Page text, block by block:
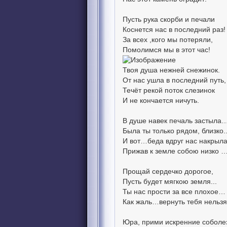
Пусть рука скорби и печали
Коснется нас в последний раз!
За всех ,кого мы потеряли,
Помолимся мы в этот час!
Твоя душа нежней снежинок.
От нас ушла в последний путь,
Течёт рекой поток слезинок
И не кончается ничуть.
В душе навек печаль застыла…
Была ты только рядом,
И вот…беда вдруг нас накрыла
Прижав к земле собою низко …
Прощай сердечко дорогое,
Пусть будет мягкою земля...
Ты нас прости за все плохое…
Как жаль…вернуть тебя
Юра, прими искренние